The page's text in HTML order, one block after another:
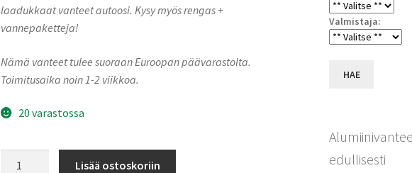
laadukkaat vanteet autoosi. Kysy myös rengas +
vannepaketteja!
Nämä vanteet tulee suoraan Euroopan päävarastolta.
Toimitusaika noin 1-2 viikkoa.
20 varastossa
Lisää ostoskoriin
Valmistaja:
HAE
edullisesti